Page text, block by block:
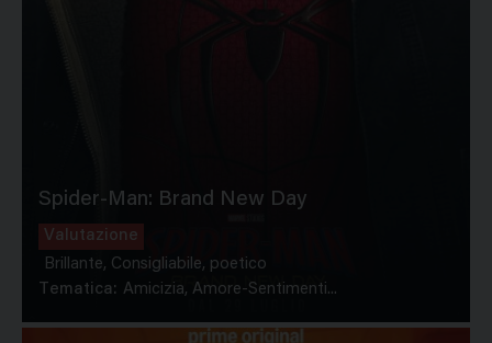
Spider-Man: Brand New Day
Valutazione
Brillante, Consigliabile, poetico
Tematica: Amicizia, Amore-Sentimenti...